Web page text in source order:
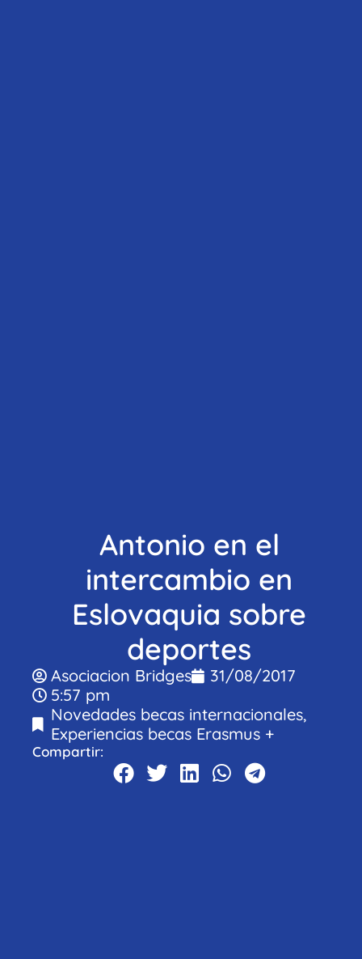
Antonio en el
intercambio en
Eslovaquia sobre
deportes
Asociacion Bridges
31/08/2017
5:57 pm
Novedades becas internacionales,
Experiencias becas Erasmus +
Compartir: